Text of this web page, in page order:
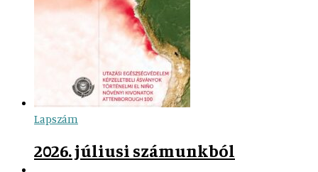
Lapszám
2026. júliusi számunkból